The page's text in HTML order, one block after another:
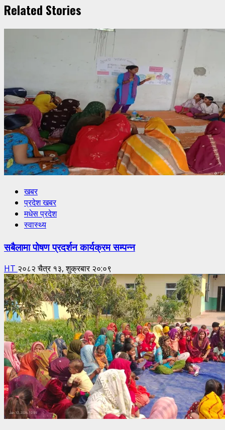
Related Stories
खबर
प्रदेश खबर
मधेस प्रदेश
स्वास्थ्य
सबैलामा पोषण प्रदर्शन कार्यक्रम सम्पन्न
HT २०८२ चैत्र १३, शुक्रबार २०:०९